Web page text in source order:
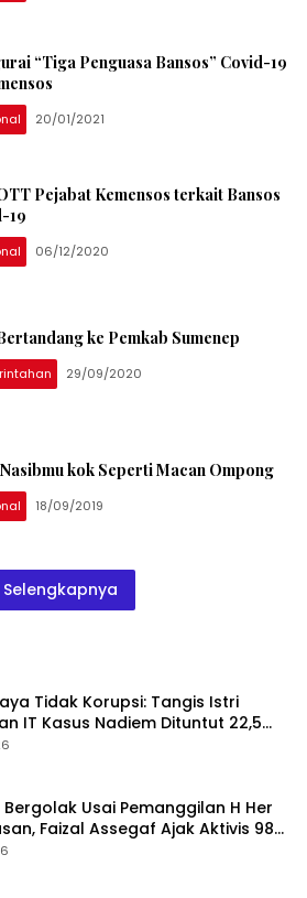
“Tiga Penguasa Bansos” Covid-19
20/01/2021
Pejabat Kemensos terkait Bansos
19
06/12/2020
ke Pemkab Sumenep
29/09/2020
kok Seperti Macan Ompong
18/09/2019
Selengkapnya
Tidak Korupsi: Tangis Istri
IT Kasus Nadiem Dituntut 22,5
Usai Pemanggilan H Her
Faizal Assegaf Ajak Aktivis 98
KPK